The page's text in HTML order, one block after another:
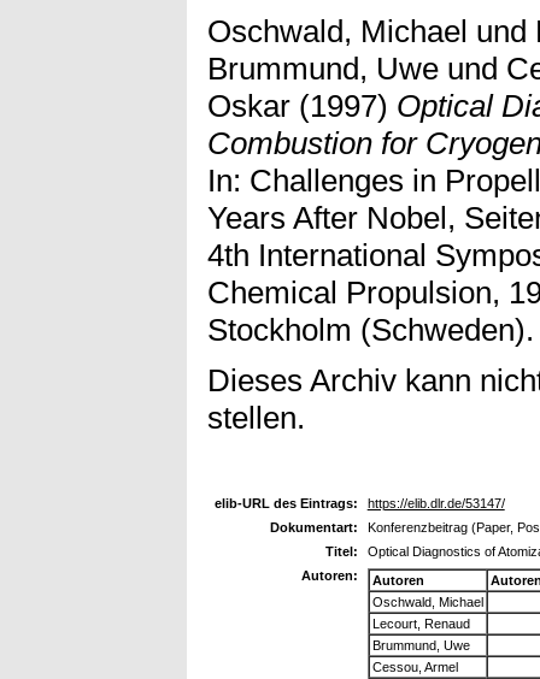
Oschwald, Michael und
Brummund, Uwe und
Oskar (1997) Optical
Combustion for
In: Challenges in
Years After Nobel,
4th International
Chemical Propulsion,
Stockholm (Schweden).
Dieses Archiv kann
stellen.
elib-URL des Eintrags:
https://elib.dlr.de/53147/
Dokumentart:
Konferenzbeitrag (Paper,
Titel:
Optical Diagnostics of
Autoren:
Autoren
Oschwald, Michael
Lecourt, Renaud
Brummund, Uwe
Cessou, Armel